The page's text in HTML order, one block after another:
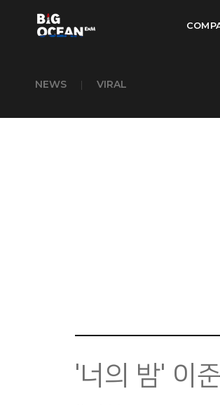
NEWS | VIRAL
'너의 밤' 이